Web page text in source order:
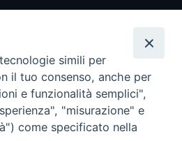
simili per
il tuo consenso, anche per
e funzionalità semplici",
"misurazione" e
come specificato nella